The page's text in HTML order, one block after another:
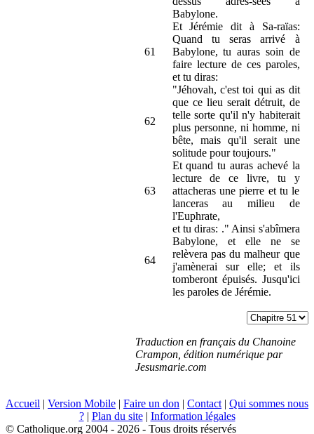
Babylone.
61
Et Jérémie dit à Sa-raïas:
Quand tu seras arrivé à
Babylone, tu auras soin de
faire lecture de ces paroles,
et tu diras:
62
"Jéhovah, c'est toi qui as dit
que ce lieu serait détruit, de
telle sorte qu'il n'y habiterait
plus personne, ni homme, ni
bête, mais qu'il serait une
solitude pour toujours."
63
Et quand tu auras achevé la
lecture de ce livre, tu y
attacheras une pierre et tu le
lanceras au milieu de
l'Euphrate,
64
et tu diras: ." Ainsi s'abîmera
Babylone, et elle ne se
relèvera pas du malheur que
j'amènerai sur elle; et ils
tomberont épuisés. Jusqu'ici
les paroles de Jérémie.
Traduction en français du Chanoine
Crampon, édition numérique par
Jesusmarie.com
Accueil | Version Mobile | Faire un don | Contact | Qui sommes nous
?| Plan du site| Information légales
© Catholique.org 2004 - 2026 - Tous droits réservés